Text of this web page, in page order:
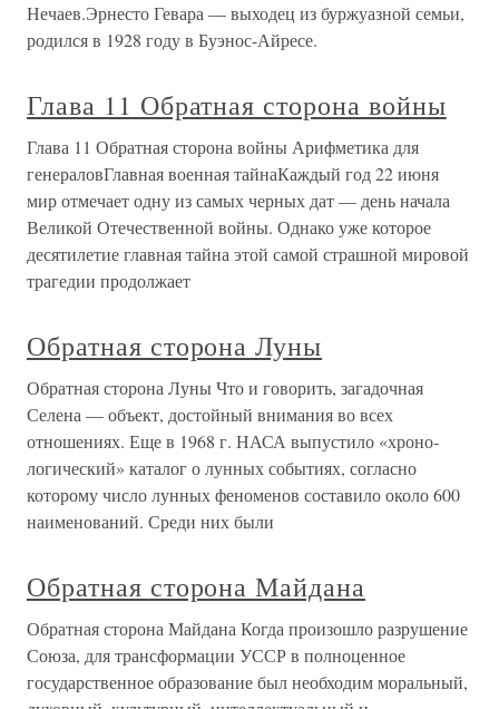
Нечаев.Эрнесто Гевара — выходец из буржуазной семьи,
родился в 1928 году в Буэнос-Айресе.
Глава 11 Обратная сторона войны
Глава 11 Обратная сторона войны Арифметика для
генераловГлавная военная тайнаКаждый год 22 июня
мир отмечает одну из самых черных дат — день начала
Великой Отечественной войны. Однако уже которое
десятилетие главная тайна этой самой страшной мировой
трагедии продолжает
Обратная сторона Луны
Обратная сторона Луны Что и говорить, загадочная
Селена — объект, достойный внима­ния во всех
отношениях. Еще в 1968 г. НАСА выпустило «хроно­
логический» каталог о лунных событиях, согласно
которому число лунных феноменов составило около 600
наименований. Среди них были
Обратная сторона Майдана
Обратная сторона Майдана Когда произошло разрушение
Союза, для трансформации УССР в полноценное
государственное образование был необходим моральный,